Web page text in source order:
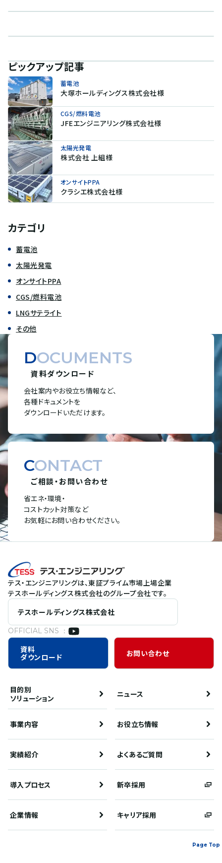
ピックアップ記事
蓄電池
大塚ホールディングス株式会社様
CGS/燃料電池
JFEエンジニアリング株式会社様
太陽光発電
株式会社 上組様
オンサイトPPA
クラシエ株式会社様
カテゴリ
蓄電池
太陽光発電
オンサイトPPA
CGS/燃料電池
LNGサテライト
その他
DOCUMENTS
資料ダウンロード
会社案内やお役立ち情報など、
各種ドキュメントを
ダウンロードいただけます。
CONTACT
ご相談・お問い合わせ
省エネ・環境・
コストカット対策など
お気軽にお問い合わせください。
テス・エンジニアリングは、東証プライム市場上場企業
テスホールディングス株式会社のグループ会社です。
テスホールディングス株式会社
OFFICIAL SNS ：
資料
ダウンロード
お問い合わせ
目的別
ソリューション
ニュース
事業内容 お役立ち情報
実績紹介 よくあるご質問
導入プロセス 新卒採用
企業情報 キャリア採用
Page Top